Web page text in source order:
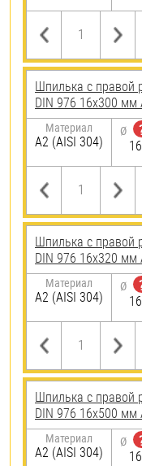
Шпилька с правой
DIN 976 16х300 мм
Материал
А2 (AISI 304)
Ø
16
Шпилька с правой
DIN 976 16х320 мм
Материал
А2 (AISI 304)
Ø
16
Шпилька с правой
DIN 976 16х500 мм
Материал
А2 (AISI 304)
Ø
16